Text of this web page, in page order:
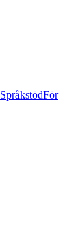
SpråkstödFör